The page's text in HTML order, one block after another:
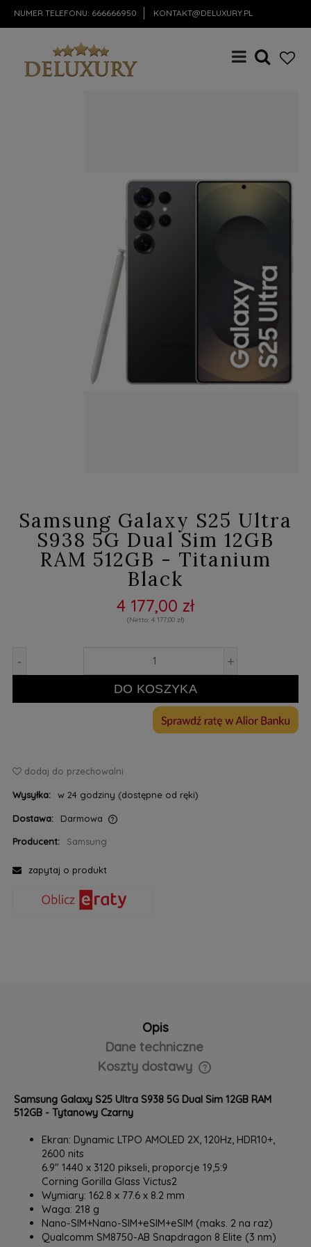
NUMER TELEFONU: 666666950 KONTAKT@DELUXURY.PL
Samsung Galaxy S25 Ultra
S938 5G Dual Sim 12GB
RAM 512GB - Titanium
Black
4 177,00 zł
4 177,00 zł
- +
DO KOSZYKA
dodaj do przechowalni
Wysyłka: w 24 godziny (dostępne od ręki)
Dostawa:
Darmowa
Producent:
Samsung
zapytaj o produkt
Opis
Dane techniczne
Koszty dostawy
Cena nie zawiera ewentualnych kosztów płatności
Samsung Galaxy S25 Ultra S938 5G Dual Sim 12GB RAM
512GB - Tytanowy Czarny
Ekran: Dynamic LTPO AMOLED 2X, 120Hz, HDR10+,
2600 nits
6.9" 1440 x 3120 pikseli, proporcje 19,5:9
Corning Gorilla Glass Victus2
Wymiary: 162.8 x 77.6 x 8.2 mm
Waga: 218 g
Nano-SIM+Nano-SIM+eSIM+eSIM (maks. 2 na raz)
Qualcomm SM8750-AB Snapdragon 8 Elite (3 nm)